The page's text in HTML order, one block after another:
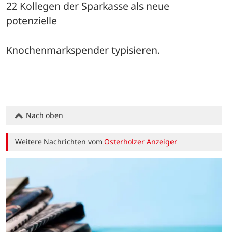
22 Kollegen der Sparkasse als neue
potenzielle
Knochenmarkspender typisieren.
Nach oben
Weitere Nachrichten vomOsterholzer Anzeiger